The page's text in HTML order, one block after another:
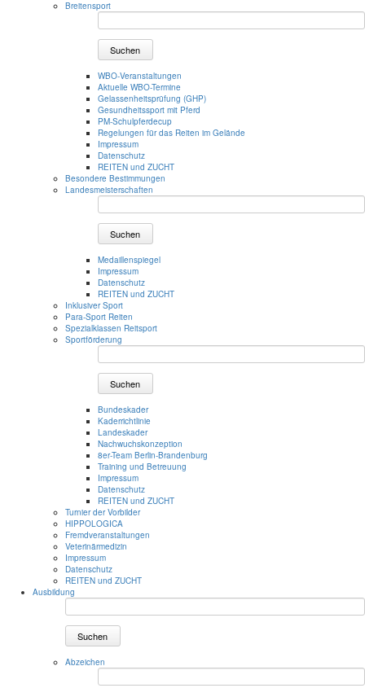
Breitensport
Suchen
WBO-Veranstaltungen
Aktuelle WBO-Termine
Gelassenheitsprüfung (GHP)
Gesundheitssport mit Pferd
PM-Schulpferdecup
Regelungen für das Reiten im Gelände
Impressum
Datenschutz
REITEN und ZUCHT
Besondere Bestimmungen
Landesmeisterschaften
Suchen
Medaillenspiegel
Impressum
Datenschutz
REITEN und ZUCHT
Inklusiver Sport
Para-Sport Reiten
Spezialklassen Reitsport
Sportförderung
Suchen
Bundeskader
Kaderrichtlinie
Landeskader
Nachwuchskonzeption
8er-Team Berlin-Brandenburg
Training und Betreuung
Impressum
Datenschutz
REITEN und ZUCHT
Turnier der Vorbilder
HIPPOLOGICA
Fremdveranstaltungen
Veterinärmedizin
Impressum
Datenschutz
REITEN und ZUCHT
Ausbildung
Suchen
Abzeichen